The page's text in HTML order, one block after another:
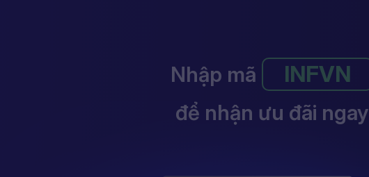
Nhập mã INFVN
để nhận ưu đãi ngay